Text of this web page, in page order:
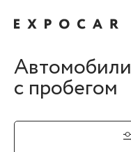
Автомобили
с пробегом